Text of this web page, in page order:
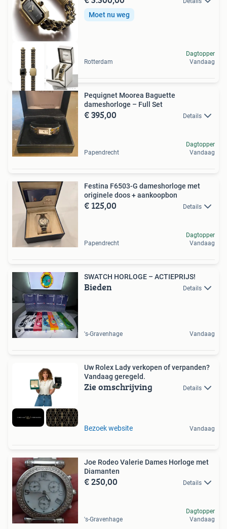
Moet nu weg
Rotterdam
Dagtopper
Vandaag
Pequignet Moorea Baguette
dameshorloge – Full Set
€ 395,00 Details
Papendrecht
Dagtopper
Vandaag
Festina F6503-G dameshorloge met
originele doos + aankoopbon
€ 125,00 Details
Papendrecht
Dagtopper
Vandaag
SWATCH HORLOGE – ACTIEPRIJS!
Bieden Details
's-Gravenhage Vandaag
Uw Rolex Lady verkopen of verpanden?
Vandaag geregeld.
Zie omschrijving Details
Bezoek website Vandaag
Joe Rodeo Valerie Dames Horloge met
Diamanten
€ 250,00 Details
's-Gravenhage
Dagtopper
Vandaag